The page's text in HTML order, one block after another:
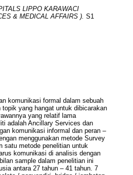
LIPPO KARAWACI
& MEDICAL AFFAIRS ). S1
komunikasi formal dalam sebuah
yang hangat untuk dibicarakan
yang relatif lama
adalah Ancillary Services dan
komunikasi informal dan peran –
menggunakan metode Survey
satu metode penelitian untuk
komunikasi di analisis dengan
sample dalam penelitian ini
antara 27 tahun – 41 tahun. 7